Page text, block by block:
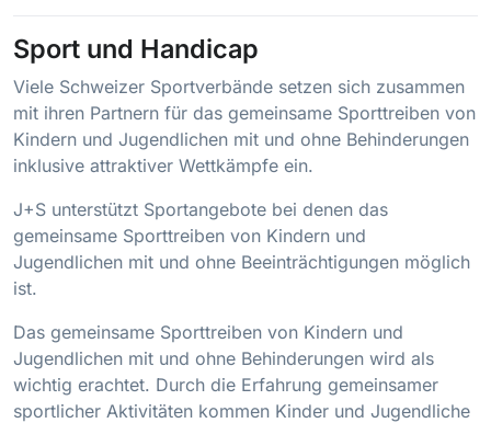
Sport und Handicap
Viele Schweizer Sportverbände setzen sich zusammen
mit ihren Partnern für das gemeinsame Sporttreiben von
Kindern und Jugendlichen mit und ohne Behinderungen
inklusive attraktiver Wettkämpfe ein.
J+S unterstützt Sportangebote bei denen das
gemeinsame Sporttreiben von Kindern und
Jugendlichen mit und ohne Beeinträchtigungen möglich
ist.
Das gemeinsame Sporttreiben von Kindern und
Jugendlichen mit und ohne Behinderungen wird als
wichtig erachtet. Durch die Erfahrung gemeinsamer
sportlicher Aktivitäten kommen Kinder und Jugendliche